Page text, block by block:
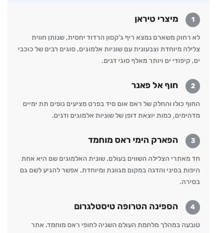
1 מיצרי טיראן
לא רחוק משארם נמצא ריף ג'קסון הרדוד יחסית, שנותן חווית
צלילה מיוחדת וצבעונית עם שוניות אלמוגים, סוגים רבים של כוכבי
ים, קיפודי ים ויותר מאלף סוגי דגים.
2 חוף אל פאנר
החוף כולו והחלק של ראס אום סיד בפרט מציעים נופים תת ימיים
מדהימים, כמות יוצאת דופן של שוניות אלמוגים ודגים.
3 הפארק הימי ראס מוחמד
חד מאתרי הצלילה השווים בעולם. שונית האלמוגים שם היא אחת
היפות בסיני והדגה במקום מגוונת ומיוחדת. אפשר להגיע לשם גם
בסירה.
4 הספינה הטרופה טיסטלגרום
טובעה במהלך מלחמת העולם השניה לחופי ראס מוחמד. אתר